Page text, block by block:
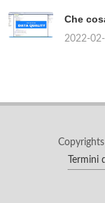
Che
2022-
Termini